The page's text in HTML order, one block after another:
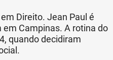
Direito. Jean Paul é
em Campinas. A rotina do
quando decidiram